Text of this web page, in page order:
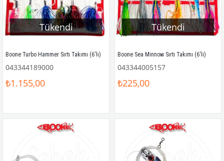
Tükendi
Boone Turbo Hammer Sırtı Takımı (6'lı)
043344189000
₺1.155,00
Tükendi
Boone Sea Minnow Sırtı Takımı (6'lı)
043344005157
₺225,00